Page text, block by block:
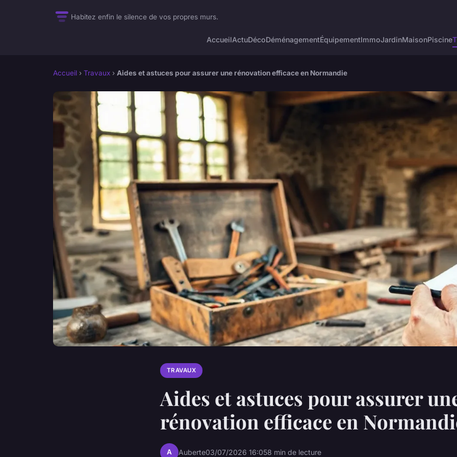
Habitez enfin le silence de vos propres murs.
AccueilActuDécoDéménagementÉquipementImmoJardinMaisonPiscine
Accueil › Travaux › Aides et astuces pour assurer une rénovation efficace en Normandie
TRAVAUX
Aides et astuces pour assurer
rénovation efficace en
A Auberte03/07/2026 16:058 min de lecture